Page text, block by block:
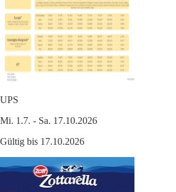
UPS
Mi. 1.7. - Sa. 17.10.2026
Gültig bis 17.10.2026